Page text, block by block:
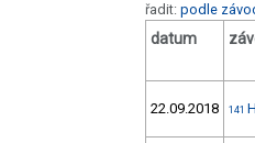
řadit: podle
datum
22.09.2018 141